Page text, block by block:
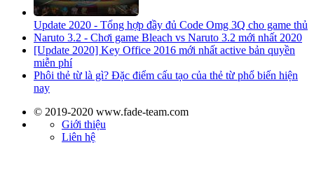
Update 2020 - Tổng hợp đầy đủ Code Omg 3Q cho game thủ
Naruto 3.2 - Chơi game Bleach vs Naruto 3.2 mới nhất 2020
[Update 2020] Key Office 2016 mới nhất active bản quyền
miễn phí
Phôi thẻ từ là gì? Đặc điểm cấu tạo của thẻ từ phổ biến hiện
nay
© 2019-2020 www.fade-team.com
Giới thiệu
Liên hệ